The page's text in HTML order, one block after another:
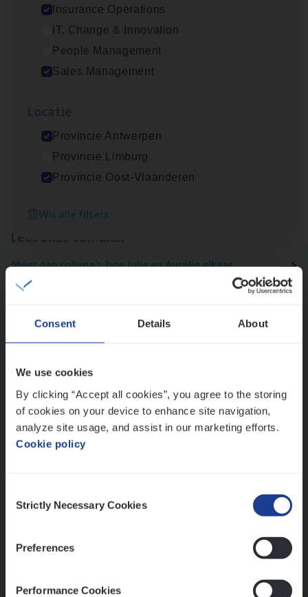
Consent Details About
We use cookies
By clicking “Accept all cookies”, you agree to the storing
of cookies on your device to enhance site navigation,
analyze site usage, and assist in our marketing efforts.
Cookie policy
Selection
Strictly Necessary Cookies
Preferences
Performance Cookies
Insurance Operations
IT, Change & Innovation
People Management
Sales Management
Provincie Antwerpen
Provincie Limburg
Provincie Oost-Vlaanderen
Wis alle filters
Insu­ran­ce Bro­ker Trans­port
Vorige
Meer dan collega’s: hoe Julie en Aurélie elkaar
versterken
Ons sollicitatieproces